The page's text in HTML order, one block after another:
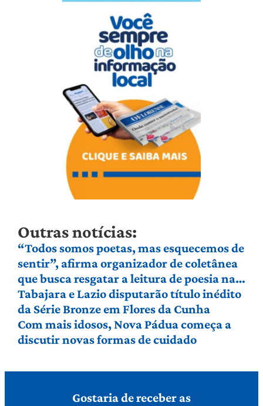
Outras notícias:
“Todos somos poetas, mas esquecemos de
sentir”, afirma organizador de coletânea
que busca resgatar a leitura de poesia na
Serra Gaúcha
Tabajara e Lazio disputarão título inédito
da Série Bronze em Flores da Cunha
Com mais idosos, Nova Pádua começa a
discutir novas formas de cuidado
Gostaria de receber as